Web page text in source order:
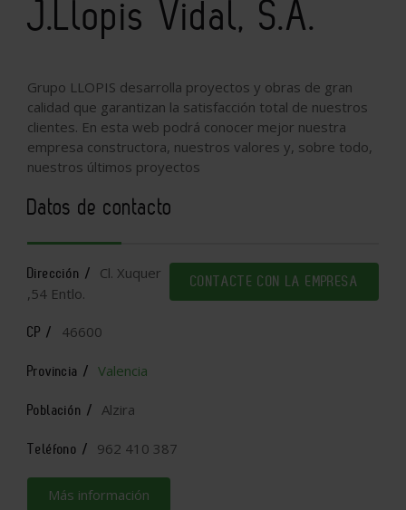
J.Llopis Vidal, S.A.
Grupo LLOPIS desarrolla proyectos y obras de gran
calidad que garantizan la satisfacción total de nuestros
clientes. En esta web podrá conocer mejor nuestra
empresa constructora, nuestros valores y, sobre todo,
nuestros últimos proyectos
Datos de contacto
CONTACTE CON LA EMPRESA
Dirección /
Cl. Xuquer
,54 Entlo.
CP / 46600
Provincia / Valencia
Población / Alzira
Teléfono / 962 410 387
Más información